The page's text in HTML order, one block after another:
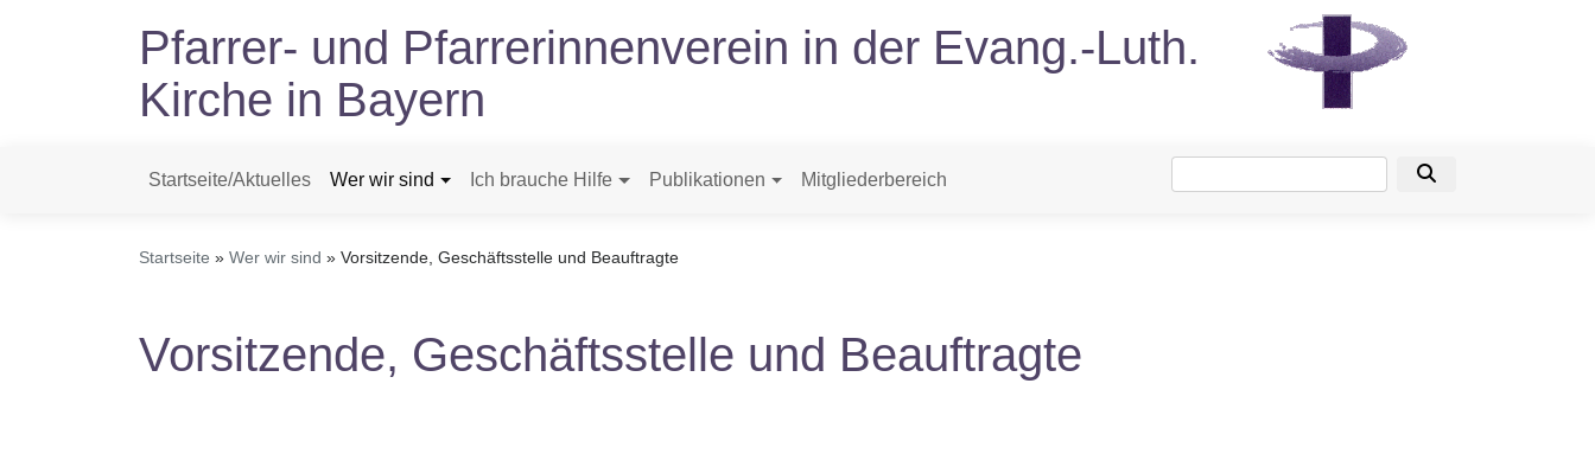
Pfarrer- und Pfarrerinnenverein in der Evang.-Luth.
Kirche in Bayern
Hauptnavigation
Startseite/Aktuelles Wer wir sind Ich brauche Hilfe Publikationen Mitgliederbereich
Startseite Wer wir sind Vorsitzende, Geschäftsstelle und Beauftragte
Vorsitzende, Geschäftsstelle und Beauftragte